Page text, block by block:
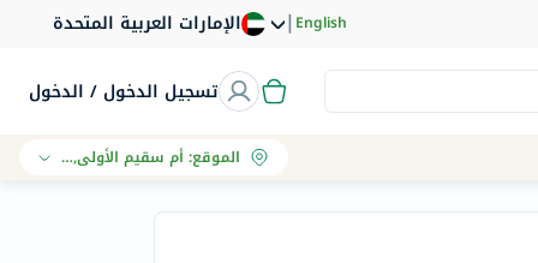
الإمارات العربية المتحدة |English
تسجيل الدخول / الدخول
الموقع:أم سقيم الأولى, دبي